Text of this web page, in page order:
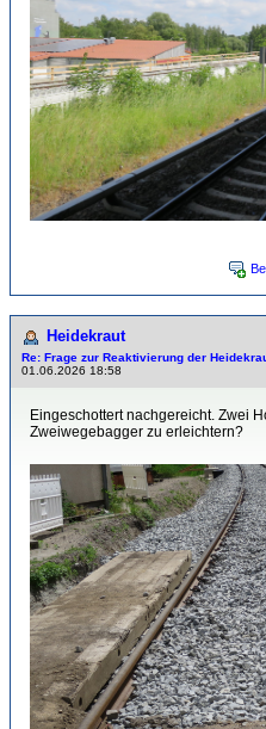
Heidekraut
Re: Frage zur Reaktivierung der
01.06.2026 18:58
Eingeschottert nachgereicht. Zwei
Zweiwegebagger zu erleichtern?